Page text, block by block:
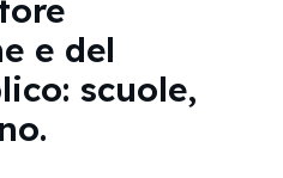
e del
scuole,